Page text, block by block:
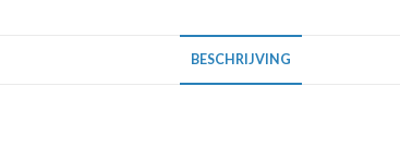
BESCHRIJVING